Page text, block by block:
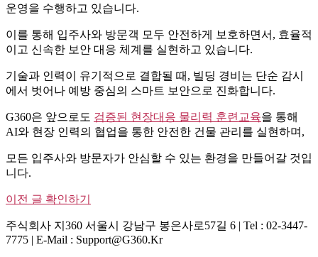
운영을 수행하고 있습니다.
이를 통해 입주사와 방문객 모두 안전하게 보호하면서, 효율적
이고 신속한 보안 대응 체계를 실현하고 있습니다.
기술과 인력이 유기적으로 결합될 때, 빌딩 경비는 단순 감시
에서 벗어나 예방 중심의 스마트 보안으로 진화합니다.
G360은 앞으로도 검증된 현장대응 물리력 훈련교육을 통해
AI와 현장 인력의 협업을 통한 안전한 건물 관리를 실현하며,
모든 입주사와 방문자가 안심할 수 있는 환경을 만들어갈 것입
니다.
이전 글 확인하기
주식회사 지360 서울시 강남구 봉은사로57길 6 | Tel : 02-3447-
7775 | E-Mail : Support@g360.kr